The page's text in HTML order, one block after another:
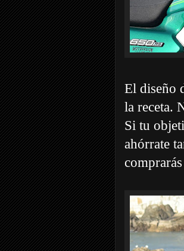
El diseño
la receta.
Si tu
ahórrate